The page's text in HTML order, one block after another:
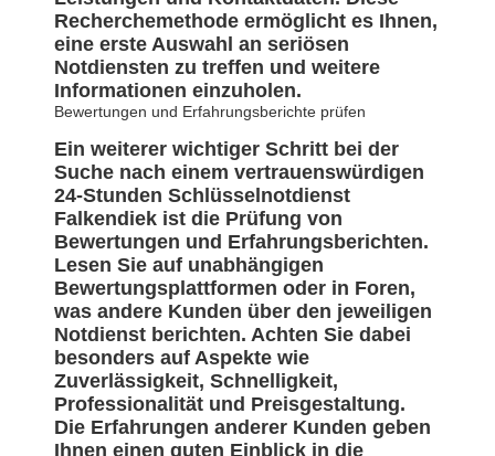
Recherchemethode ermöglicht es Ihnen,
eine erste Auswahl an seriösen
Notdiensten zu treffen und weitere
Informationen einzuholen.
Bewertungen und Erfahrungsberichte prüfen
Ein weiterer wichtiger Schritt bei der
Suche nach einem vertrauenswürdigen
24-Stunden Schlüsselnotdienst
Falkendiek ist die Prüfung von
Bewertungen und Erfahrungsberichten.
Lesen Sie auf unabhängigen
Bewertungsplattformen oder in Foren,
was andere Kunden über den jeweiligen
Notdienst berichten. Achten Sie dabei
besonders auf Aspekte wie
Zuverlässigkeit, Schnelligkeit,
Professionalität und Preisgestaltung.
Die Erfahrungen anderer Kunden geben
Ihnen einen guten Einblick in die